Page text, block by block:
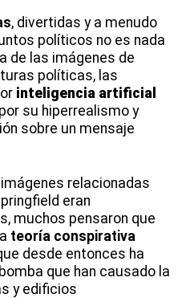
, divertidas y a menudo
políticos no es nada
de las imágenes de
políticas, las
inteligencia artificial
su hiperrealismo y
sobre un mensaje
relacionadas
eran
muchos pensaron que
teoría conspirativa
desde entonces ha
que han causado la
y edificios